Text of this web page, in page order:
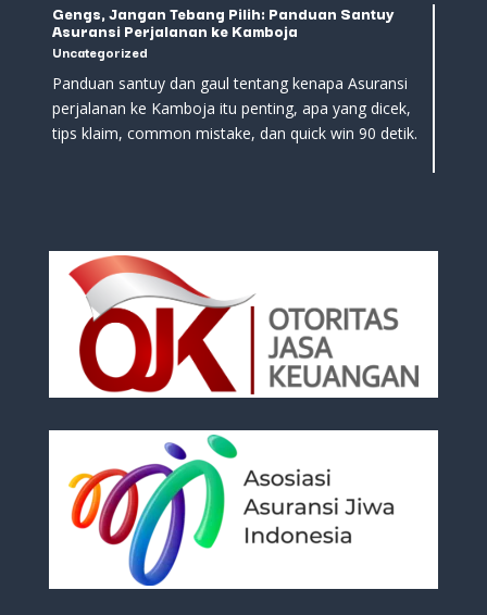
Gengs, Jangan Tebang Pilih: Panduan Santuy
Asuransi Perjalanan ke Kamboja
Uncategorized
Panduan santuy dan gaul tentang kenapa Asuransi
perjalanan ke Kamboja itu penting, apa yang dicek,
tips klaim, common mistake, dan quick win 90 detik.